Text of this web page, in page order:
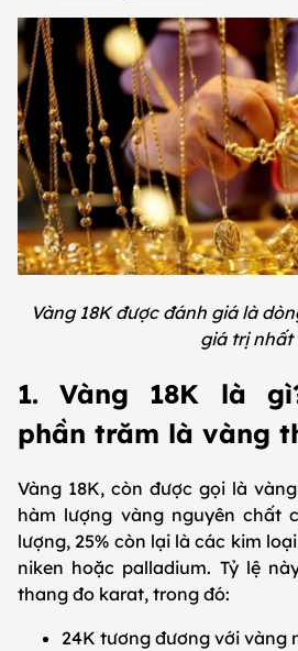
Vàng 18K được đánh giá là
giá trị nhất
1. Vàng 18K là
phần trăm là vàng
Vàng 18K, còn được gọi là
hàm lượng vàng nguyên chất
lượng, 25% còn lại là các kim
niken hoặc palladium. Tỷ lệ
thang đo karat, trong đó:
24K tương đương với vàng